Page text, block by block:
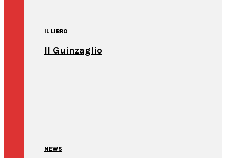
IL LIBRO
Il Guinzaglio
NEWS